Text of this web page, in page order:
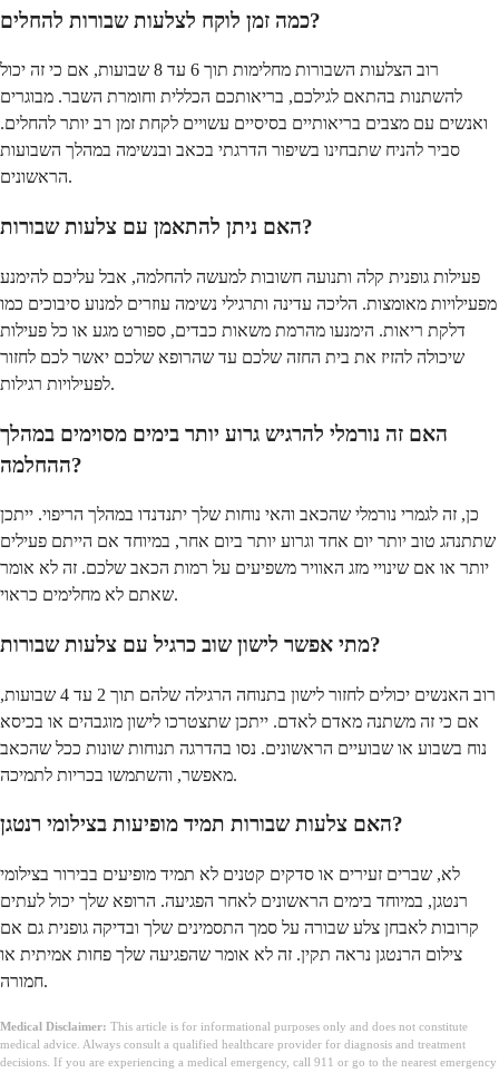
כמה זמן לוקח לצלעות שבורות להחלים?
רוב הצלעות השבורות מחלימות תוך 6 עד 8 שבועות, אם כי זה יכול
להשתנות בהתאם לגילכם, בריאותכם הכללית וחומרת השבר. מבוגרים
ואנשים עם מצבים בריאותיים בסיסיים עשויים לקחת זמן רב יותר להחלים.
סביר להניח שתבחינו בשיפור הדרגתי בכאב ובנשימה במהלך השבועות
הראשונים.
האם ניתן להתאמן עם צלעות שבורות?
פעילות גופנית קלה ותנועה חשובות למעשה להחלמה, אבל עליכם להימנע
מפעילויות מאומצות. הליכה עדינה ותרגילי נשימה עוזרים למנוע סיבוכים כמו
דלקת ריאות. הימנעו מהרמת משאות כבדים, ספורט מגע או כל פעילות
שיכולה להזיז את בית החזה שלכם עד שהרופא שלכם יאשר לכם לחזור
לפעילויות רגילות.
האם זה נורמלי להרגיש גרוע יותר בימים מסוימים במהלך
ההחלמה?
כן, זה לגמרי נורמלי שהכאב והאי נוחות שלך יתנדנדו במהלך הריפוי. ייתכן
שתתנהג טוב יותר יום אחד וגרוע יותר ביום אחר, במיוחד אם הייתם פעילים
יותר או אם שינויי מזג האוויר משפיעים על רמות הכאב שלכם. זה לא אומר
שאתם לא מחלימים כראוי.
מתי אפשר לישון שוב כרגיל עם צלעות שבורות?
רוב האנשים יכולים לחזור לישון בתנוחה הרגילה שלהם תוך 2 עד 4 שבועות,
אם כי זה משתנה מאדם לאדם. ייתכן שתצטרכו לישון מוגבהים או בכיסא
נוח בשבוע או שבועיים הראשונים. נסו בהדרגה תנוחות שונות ככל שהכאב
מאפשר, והשתמשו בכריות לתמיכה.
האם צלעות שבורות תמיד מופיעות בצילומי רנטגן?
לא, שברים זעירים או סדקים קטנים לא תמיד מופיעים בבירור בצילומי
רנטגן, במיוחד בימים הראשונים לאחר הפגיעה. הרופא שלך יכול לעתים
קרובות לאבחן צלע שבורה על סמך התסמינים שלך ובדיקה גופנית גם אם
צילום הרנטגן נראה תקין. זה לא אומר שהפגיעה שלך פחות אמיתית או
חמורה.
Medical Disclaimer: This article is for informational purposes only and does not constitute
medical advice. Always consult a qualified healthcare provider for diagnosis and treatment
decisions. If you are experiencing a medical emergency, call 911 or go to the nearest emergency